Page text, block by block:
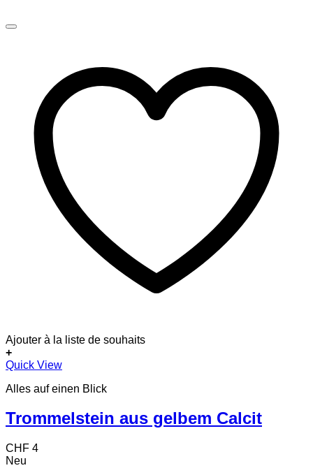
Ajouter à la liste de souhaits
+
Quick View
Alles auf einen Blick
Trommelstein aus gelbem Calcit
CHF 4
Neu